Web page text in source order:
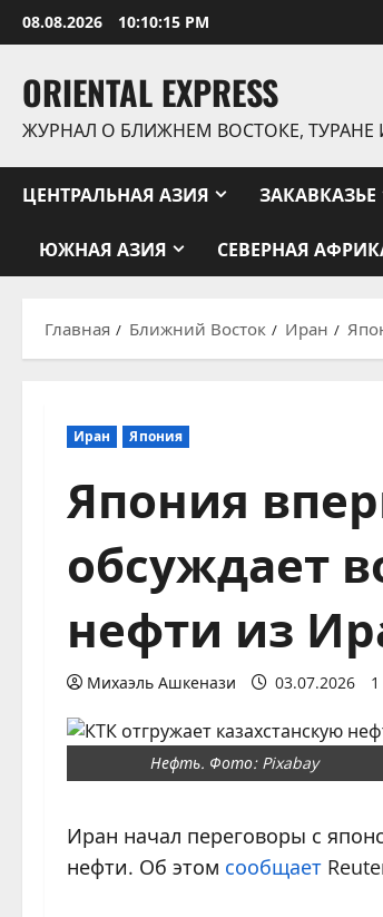
Перейти
к
08.08.2026 10:10:15 PM
ORIENTAL EXPRESS
ЖУРНАЛ О БЛИЖНЕМ ВОСТОКЕ, ТУРАНЕ
ЦЕНТРАЛЬНАЯ АЗИЯ ЗАКАВКАЗЬЕ
ЮЖНАЯ АЗИЯ СЕВЕРНАЯ
Главная Ближний Восток Иран
Иран Япония
Япония
обсуждает
нефти из
Михаэль Ашкенази 03.07.2026
Нефть. Фото: Pixabay
Иран начал переговоры с
нефти. Об этом сообщает